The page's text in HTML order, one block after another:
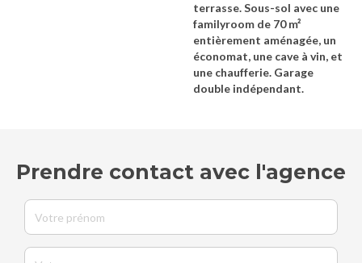
terrasse. Sous-sol avec une
familyroom de 70 m²
entièrement aménagée, un
économat, une cave à vin, et
une chaufferie. Garage
double indépendant.
Prendre contact avec l'agence